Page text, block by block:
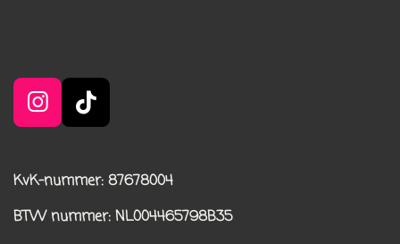
I
n
t
a
g
T
i
T
o
k
KvK-nummer: 87678004
BTW nummer: NL004465798B35